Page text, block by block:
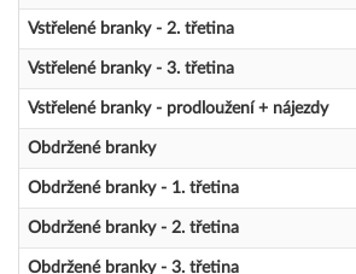
Vstřelené branky - 2. třetina
Vstřelené branky - 3. třetina
Vstřelené branky - prodloužení + nájezdy
Obdržené branky
Obdržené branky - 1. třetina
Obdržené branky - 2. třetina
Obdržené branky - 3. třetina